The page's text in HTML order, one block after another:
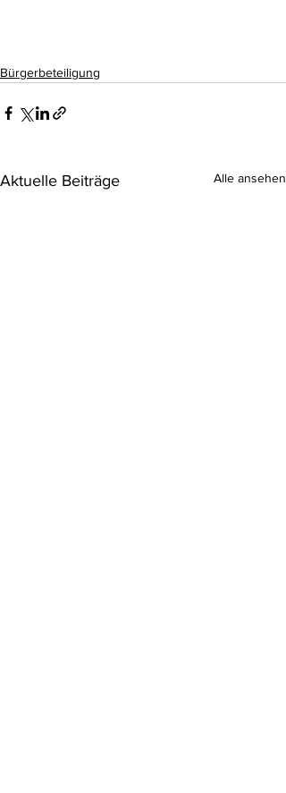
Bürgerbeteiligung
Aktuelle Beiträge Alle ansehen